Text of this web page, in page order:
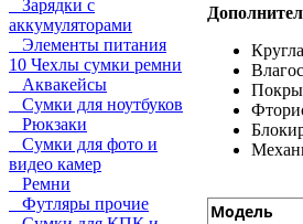
Зарядки с
аккумуляторами
Элементы питания
10 Чехлы сумки ремни
Аквакейсы
Сумки для ноутбуков
Рюкзаки
Сумки для фото и
видео камер
Ремни
Футляры прочие
Модель